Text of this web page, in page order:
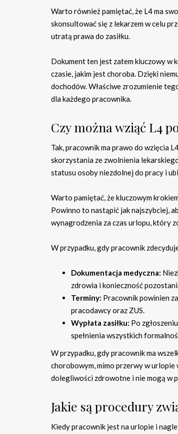
Warto również pamiętać, że L4 ma
skonsultować się z lekarzem w celu
utratą prawa do zasiłku.
Dokument ten jest zatem kluczowy w
czasie, jakim jest choroba. Dzięki
dochodów. Właściwe zrozumienie
dla każdego pracownika.
Czy można wziąć L4
Tak, pracownik ma prawo do wzięcia
skorzystania ze zwolnienia
statusu osoby niezdolnej do pracy i
Warto pamiętać, że kluczowym
Powinno to nastąpić jak najszybciej,
wynagrodzenia za czas urlopu, który
W przypadku, gdy pracownik
Dokumentacja medyczna:
zdrowia i konieczność
Terminy: Pracownik powinien
pracodawcy oraz ZUS.
Wypłata zasiłku: Po
spełnienia wszystkich
W przypadku, gdy pracownik ma
chorobowym, mimo przerwy w
dolegliwości zdrowotne i nie mogą w
Jakie są procedury
Kiedy pracownik jest na urlopie i